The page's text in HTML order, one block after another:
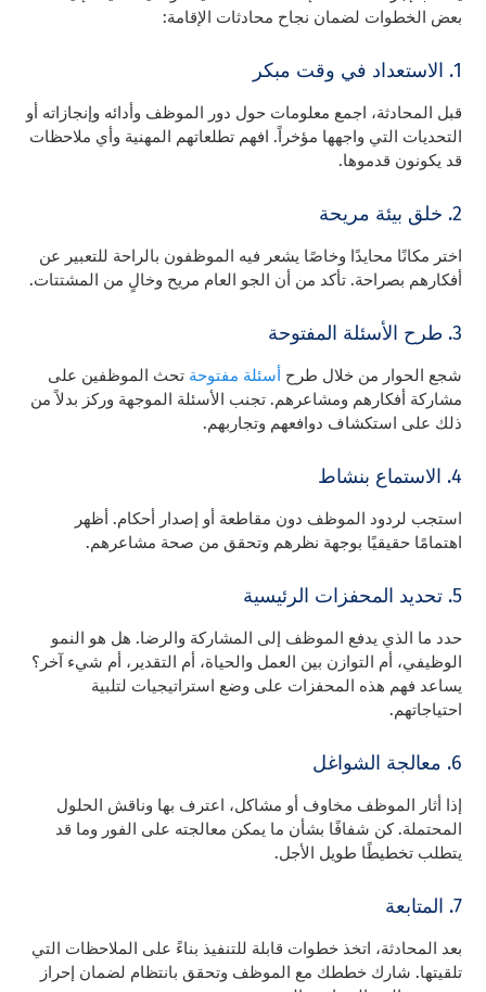
بعض الخطوات لضمان نجاح محادثات الإقامة:
1. الاستعداد في وقت مبكر
قبل المحادثة، اجمع معلومات حول دور الموظف وأدائه وإنجازاته أو
التحديات التي واجهها مؤخراً. افهم تطلعاتهم المهنية وأي ملاحظات
قد يكونون قدموها.
2. خلق بيئة مريحة
اختر مكانًا محايدًا وخاصًا يشعر فيه الموظفون بالراحة للتعبير عن
أفكارهم بصراحة. تأكد من أن الجو العام مريح وخالٍ من المشتتات.
3. طرح الأسئلة المفتوحة
شجع الحوار من خلال طرح أسئلة مفتوحة تحث الموظفين على
مشاركة أفكارهم ومشاعرهم. تجنب الأسئلة الموجهة وركز بدلاً من
ذلك على استكشاف دوافعهم وتجاربهم.
4. الاستماع بنشاط
استجب لردود الموظف دون مقاطعة أو إصدار أحكام. أظهر
اهتمامًا حقيقيًا بوجهة نظرهم وتحقق من صحة مشاعرهم.
5. تحديد المحفزات الرئيسية
حدد ما الذي يدفع الموظف إلى المشاركة والرضا. هل هو النمو
الوظيفي، أم التوازن بين العمل والحياة، أم التقدير، أم شيء آخر؟
يساعد فهم هذه المحفزات على وضع استراتيجيات لتلبية
احتياجاتهم.
6. معالجة الشواغل
إذا أثار الموظف مخاوف أو مشاكل، اعترف بها وناقش الحلول
المحتملة. كن شفافًا بشأن ما يمكن معالجته على الفور وما قد
يتطلب تخطيطًا طويل الأجل.
7. المتابعة
بعد المحادثة، اتخذ خطوات قابلة للتنفيذ بناءً على الملاحظات التي
تلقيتها. شارك خططك مع الموظف وتحقق بانتظام لضمان إحراز